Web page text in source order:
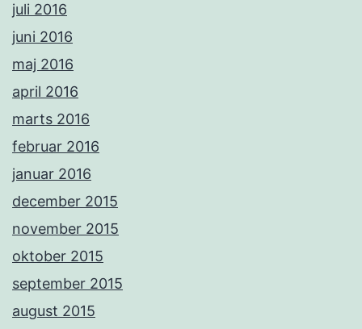
juli 2016
juni 2016
maj 2016
april 2016
marts 2016
februar 2016
januar 2016
december 2015
november 2015
oktober 2015
september 2015
august 2015